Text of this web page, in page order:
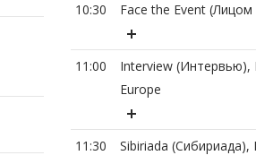
10:30 Face the Event
11:00
Interview (Интервью),
Europe
11:30 Sibiriada (Сибириада),